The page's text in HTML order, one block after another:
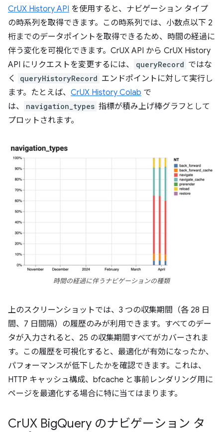
CrUX History API を使用すると、ナビゲーション タイプ
の時系列を取得できます。この時系列では、小数点以下 2
桁までのデータポイントを取得できるため、時間の経過に
伴う変化を可視化できます。CrUX API から CrUX History
API にリクエストを変更するには、
queryRecord ではな
く
queryHistoryRecord エンドポイントに対して実行し
ます。たとえば、 CrUX History Colab で
は、
navigation_types 指標が積み上げ棒グラフとして
プロットされます。
時間の経過に伴うナビゲーションの種類
上のスクリーンショットでは、3 つの収集期間（各 28 日
間、7 日間隔）の履歴のみが利用できます。すべてのデー
タが入力されると、25 の収集期間すべてがカバーされま
す。この履歴を可視化すると、最適化が有効になったか、
パフォーマンスが低下したかを確認できます。これは、
HTTP キャッシュ構成、bfcache と事前レンダリング用に
ページを最適化する場合に特に当てはまります。
CrUX BigQuery のナビゲーション タ